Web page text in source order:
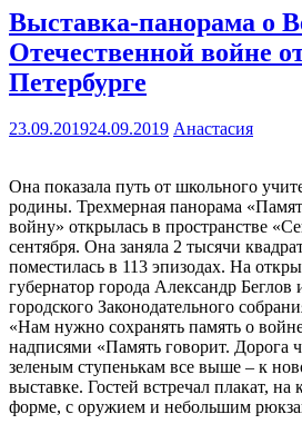
Выставка-панорама о
Отечественной войне
Петербурге
23.09.201924.09.2019 Анастасия
Она показала путь от школьного
родины. Трехмерная панорама
войну» открылась в пространстве
сентября. Она заняла 2 тысячи
поместилась в 113 эпизодах. На
губернатор города Александр Беглов
городского Законодательного
«Нам нужно сохранять память о
надписями «Память говорит. Дорога
зеленым ступенькам все выше – к
выставке. Гостей встречал плакат,
форме, с оружием и небольшим